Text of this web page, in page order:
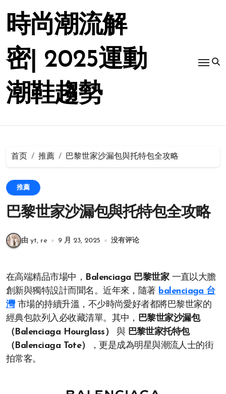
時尚潮流解
密| 2025運動
潮鞋趨勢
首页 推薦 巴黎世家沙漏包與托特包全攻略
推薦
巴黎世家沙漏包與托特包全攻略
由 yt, re 9 月 23, 2025 没有评论
在高端精品市場中， Balenciaga 巴黎世家一直以大膽
創新與獨特設計而聞名。近年來，隨著 balenciaga 台
灣市場的持續升溫，不少時尚愛好者都將巴黎世家的
經典包款列入必收藏清單。其中， 巴黎世家沙漏包
（Balenciaga Hourglass）
與 巴黎世家托特包
（Balenciaga Tote）
，更是成為明星與潮流人士的街
拍常客。